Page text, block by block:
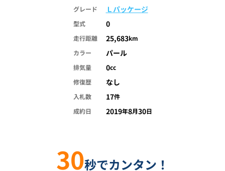
グレード
Ｌパッケージ
型式 0
走行距離 25,683km
カラー
パール
排気量 0cc
修復歴
なし
入札数 17件
成約日
2019年8月30日
30秒でカンタン！